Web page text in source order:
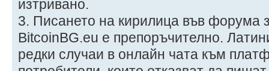
изтривано.
3. Писането на кирилица във форума
BitcoinBG.eu е препоръчително.
редки случаи в онлайн чата към